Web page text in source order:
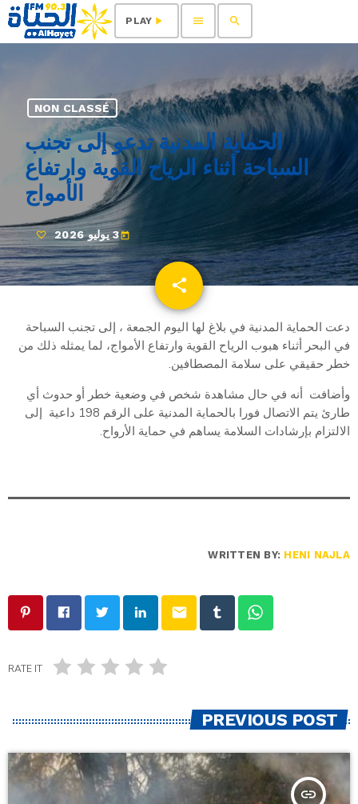
search
menu
play_arrow
PLAY
NON CLASSÉ
الحماية المدنية تدعو إلى تجنب
السباحة أثناء الرياح القوية وارتفاع
الأمواج
today3 يوليو 2026
share
email
دعت الحماية المدنية في بلاغ لها اليوم الجمعة ، إلى تجنب السباحة
في البحر أثناء هبوب الرياح القوية وارتفاع الأمواج، لما يمثله ذلك من
خطر حقيقي على سلامة المصطافين.
وأضافت أنه في حال مشاهدة شخص في وضعية خطر أو حدوث أي
طارئ يتم الاتصال فورا بالحماية المدنية على الرقم 198 داعية إلى
الالتزام بإرشادات السلامة يساهم في حماية الأرواح.
WRITTEN BY: HENI NAJLA
email
RATE IT
PREVIOUS POST
insert_link